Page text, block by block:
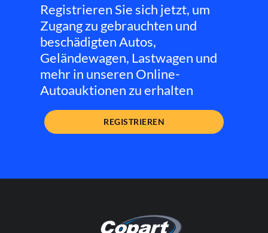
Registrieren Sie sich jetzt, um
Zugang zu gebrauchten und
beschädigten Autos,
Geländewagen, Lastwagen und
mehr in unseren Online-
Autoauktionen zu erhalten
REGISTRIEREN